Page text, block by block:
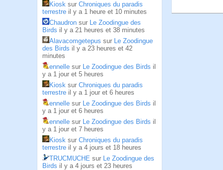
Kiosk sur Chroniques du paradis
terrestre il y a 1 heure et 10 minutes
Chaudron sur Le Zoodingue des
Birds il y a 21 heures et 38 minutes
Alavacomgetepus sur Le Zoodingue
des Birds il y a 23 heures et 42
minutes
ennelle sur Le Zoodingue des Birds il
y a 1 jour et 5 heures
Kiosk sur Chroniques du paradis
terrestre il y a 1 jour et 6 heures
ennelle sur Le Zoodingue des Birds il
y a 1 jour et 6 heures
ennelle sur Le Zoodingue des Birds il
y a 1 jour et 7 heures
Kiosk sur Chroniques du paradis
terrestre il y a 4 jours et 18 heures
TRUCMUCHE sur Le Zoodingue des
Birds il y a 4 jours et 23 heures